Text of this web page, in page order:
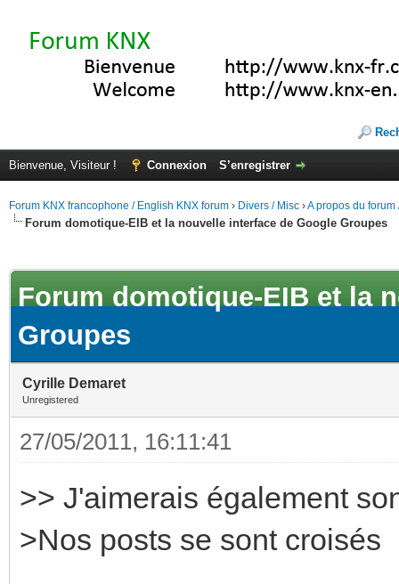
Bienvenue, Visiteur ! Connexion S’enregistrer
Forum KNX francophone / English KNX forum › Divers / Misc ›A propos du forum
Forum domotique-EIB et la nouvelle interface de Google Groupes
Forum domotique-EIB et la
Groupes
Cyrille Demaret
Unregistered
27/05/2011, 16:11:41
>> J'aimerais également
>Nos posts se sont croisés